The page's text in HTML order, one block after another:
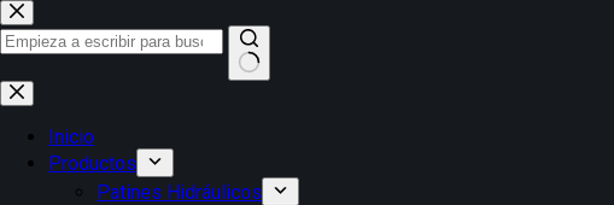
Saltar
al
contenido
Sin
resultados
Inicio
Productos
Patines Hidráulicos